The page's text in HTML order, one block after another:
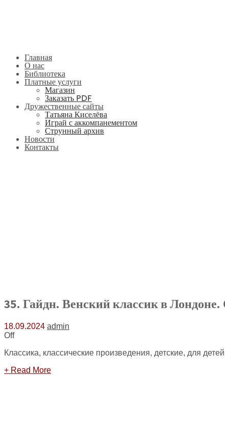
Главная
О нас
Библиотека
Платные услуги
Магазин
Заказать PDF
Дружественные сайты
Татьяна Киселёва
Играй с аккомпанементом
Струнный архив
Новости
Контакты
35. Гайдн. Венский классик в
18.09.2024 admin
Off
Классика, классические произведения, детские, для
+ Read More